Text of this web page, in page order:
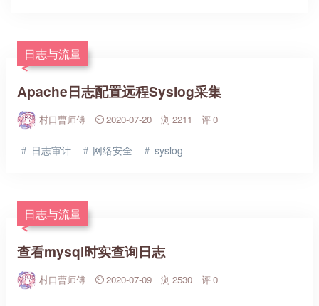
日志与流量
Apache日志配置远程Syslog采集
村口曹师傅 2020-07-20 2211 0
日志审计 网络安全 syslog
日志与流量
查看mysql时实查询日志
村口曹师傅 2020-07-09 2530 0